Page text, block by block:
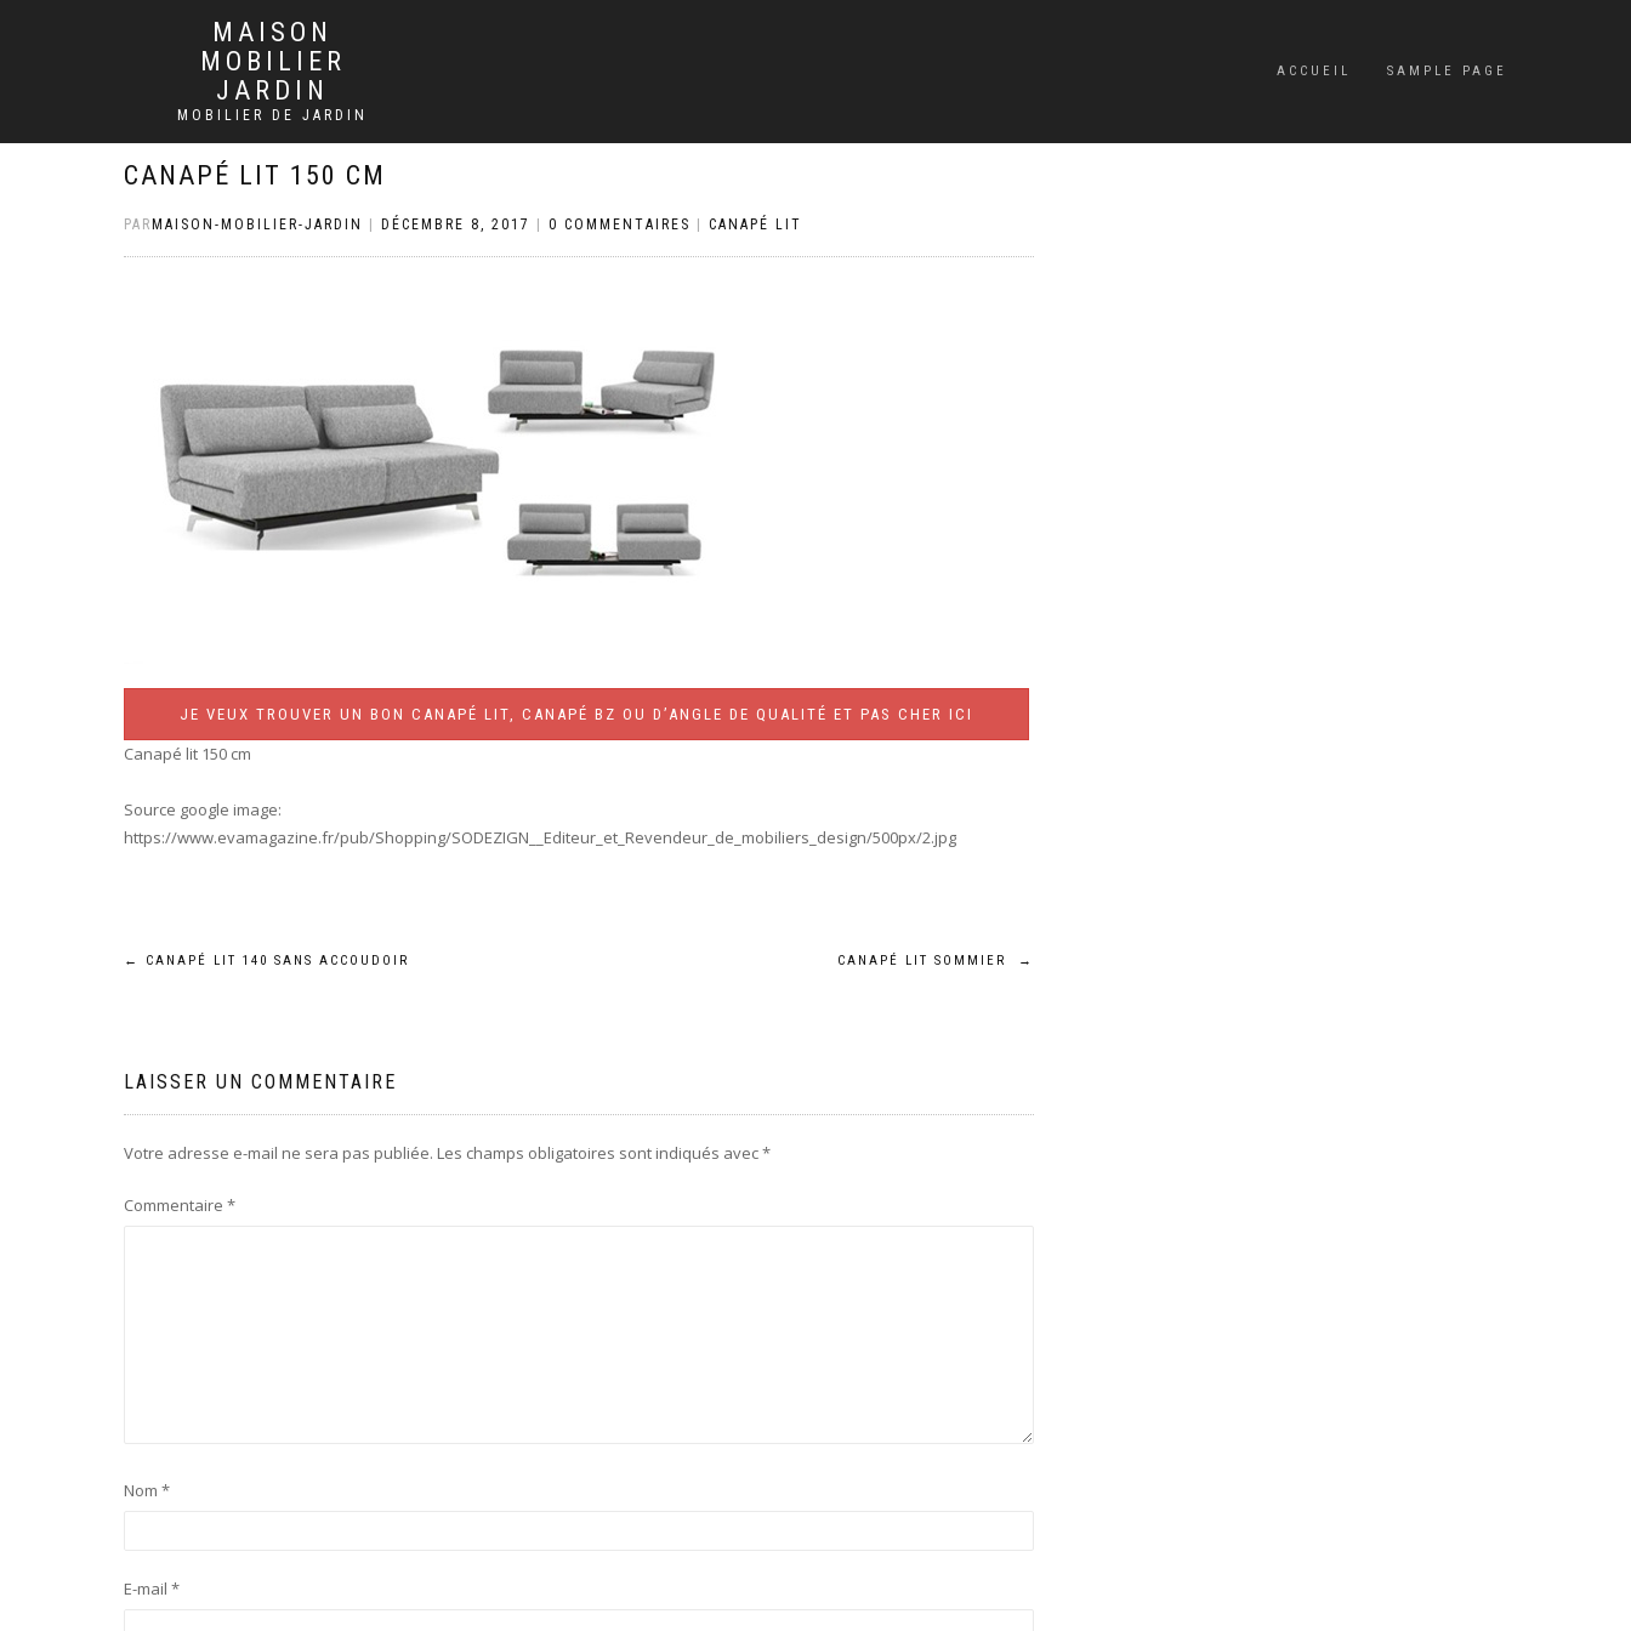
MAISON
MOBILIER
JARDIN
MOBILIER DE JARDIN
ACCUEIL SAMPLE PAGE
CANAPÉ LIT 150 CM
PAR MAISON-MOBILIER-JARDIN DÉCEMBRE 8, 2017 0 COMMENTAIRES CANAPÉ LIT
JE VEUX TROUVER UN BON CANAPÉ LIT, CANAPÉ BZ OU D’ANGLE DE QUALITÉ ET PAS CHER ICI
Canapé lit 150 cm
Source google image:
https://www.evamagazine.fr/pub/Shopping/SODEZIGN__Editeur_et_Revendeur_de_mobiliers_design/500px/2.jpg
Navigation
l’article
← CANAPÉ LIT 140 SANS ACCOUDOIR CANAPÉ LIT SOMMIER →
LAISSER UN COMMENTAIRE
Votre adresse e-mail ne sera pas publiée. Les champs obligatoires sont indiqués avec*
Commentaire *
Nom *
E-mail *